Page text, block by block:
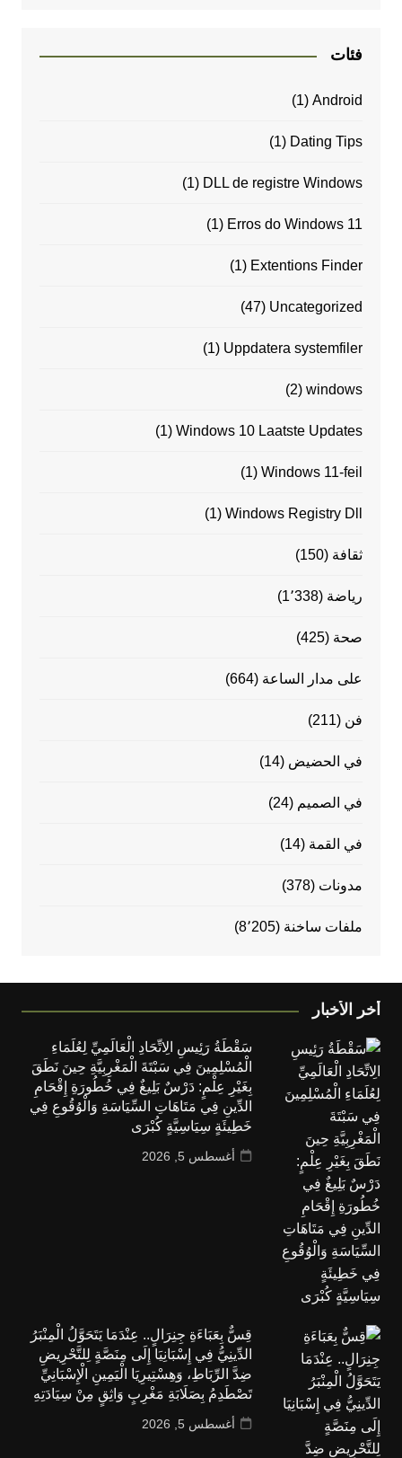
فئات
Android
(1)
Dating Tips
(1)
DLL de registre Windows
(1)
Erros do Windows 11
(1)
Extentions Finder
(1)
Uncategorized
(47)
Uppdatera systemfiler
(1)
windows
(2)
Windows 10 Laatste Updates
(1)
Windows 11-feil
(1)
Windows Registry Dll
(1)
ثقافة (150)
رياضة (1٬338)
صحة (425)
على مدار الساعة (664)
فن (211)
في الحضيض (14)
في الصميم (24)
في القمة (14)
مدونات (378)
ملفات ساخنة (8٬205)
أخر الأخبار
سَقْطَةُ رَئِيسِ الِاتِّحَادِ الْعَالَمِيِّ لِعُلَمَاءِ
الْمُسْلِمِينَ فِي سَبْتَةَ الْمَغْرِبِيَّةِ حِينَ نَطَقَ
بِغَيْرِ عِلْمٍ: دَرْسٌ بَلِيغٌ فِي خُطُورَةِ إِقْحَامِ
الدِّينِ فِي مَتَاهَاتِ السِّيَاسَةِ وَالْوُقُوعِ فِي
خَطِيئَةٍ سِيَاسِيَّةٍ كُبْرَى
أغسطس 5, 2026
قِسٌّ بِعَبَاءَةِ جِنِرَالٍ.. عِنْدَمَا يَتَحَوَّلُ الْمِنْبَرُ
الدِّينِيُّ فِي إِسْبَانِيَا إِلَى مِنَصَّةٍ لِلتَّحْرِيضِ
ضِدَّ الرِّبَاطِ، وَهِسْتِيرِيَا الْيَمِينِ الْإِسْبَانِيِّ
تَصْطَدِمُ بِصَلَابَةِ مَغْرِبٍ وَاثِقٍ مِنْ سِيَادَتِهِ
أغسطس 5, 2026